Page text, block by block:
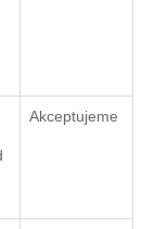
Akceptujeme